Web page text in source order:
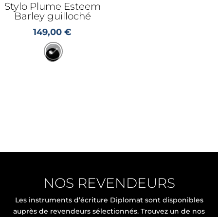
Stylo Plume Esteem
Barley guilloché
149,00€
NOS REVENDEURS
Les instruments d’écriture Diplomat sont disponibles
auprès de revendeurs sélectionnés. Trouvez un de nos